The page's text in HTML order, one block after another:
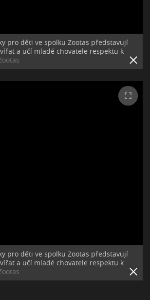
pro děti ve spolku Zootas představují
a učí mladé chovatele respektu k
pro děti ve spolku Zootas představují
a učí mladé chovatele respektu k